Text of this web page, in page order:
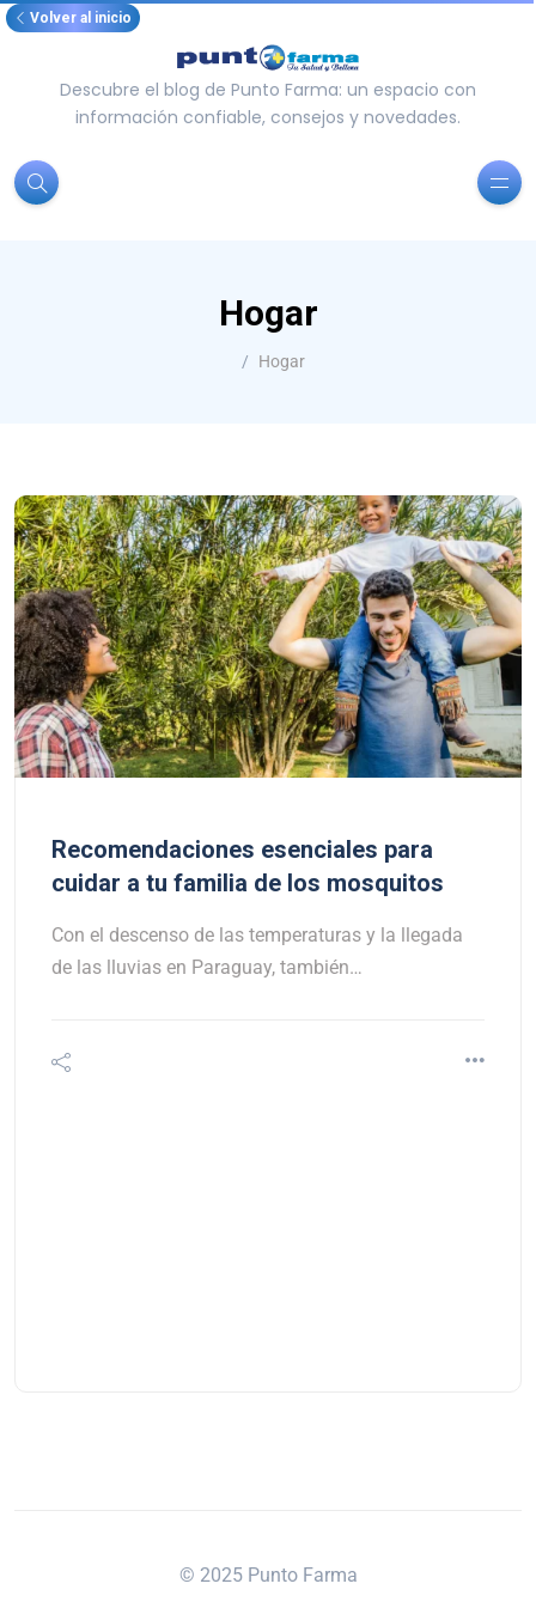
Volver al inicio
Descubre el blog de Punto Farma: un espacio con
información confiable, consejos y novedades.
Hogar
Hogar
Recomendaciones esenciales para
cuidar a tu familia de los mosquitos
Con el descenso de las temperaturas y la llegada
de las lluvias en Paraguay, también…
© 2025 Punto Farma